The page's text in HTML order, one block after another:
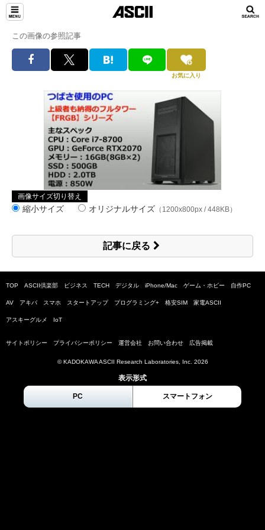
この画像の参照記事
お気に入り
画像サイズ切り替え
縮小サイズ オリジナルサイズ （1200x800px / 448KB）
記事に戻る
TOP ASCII倶楽部 ビジネス TECH デジタル iPhone/Mac ゲーム・ホビー 自作PC
AV アキバ スマホ スタートアップ プログラミング+ 格安SIM 家電ASCII
アスキーグルメ IoT
サイトポリシー プライバシーポリシー 運営会社 お問い合わせ 広告掲載
© KADOKAWA ASCII Research Laboratories, Inc. 2026
表示形式
PC スマートフォン